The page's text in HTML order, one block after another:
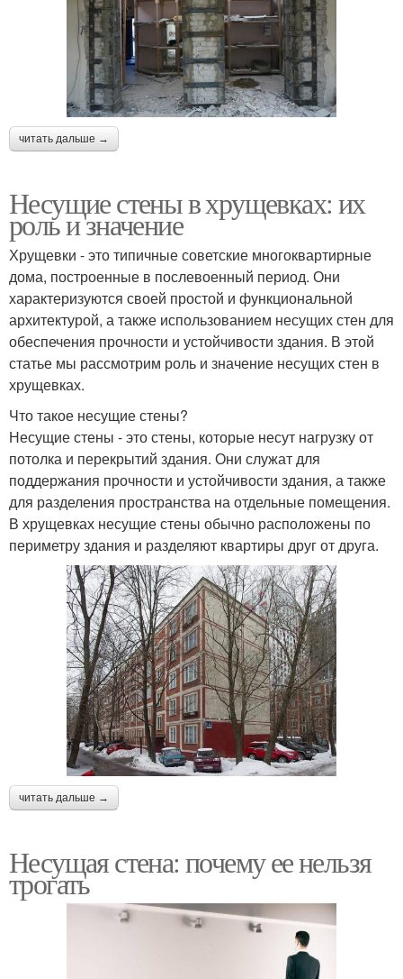
читать дальше →
Несущие стены в хрущевках: их
роль и значение
Хрущевки - это типичные советские многоквартирные
дома, построенные в послевоенный период. Они
характеризуются своей простой и функциональной
архитектурой, а также использованием несущих стен для
обеспечения прочности и устойчивости здания. В этой
статье мы рассмотрим роль и значение несущих стен в
хрущевках.
Что такое несущие стены?
Несущие стены - это стены, которые несут нагрузку от
потолка и перекрытий здания. Они служат для
поддержания прочности и устойчивости здания, а также
для разделения пространства на отдельные помещения.
В хрущевках несущие стены обычно расположены по
периметру здания и разделяют квартиры друг от друга.
читать дальше →
Несущая стена: почему ее нельзя
трогать